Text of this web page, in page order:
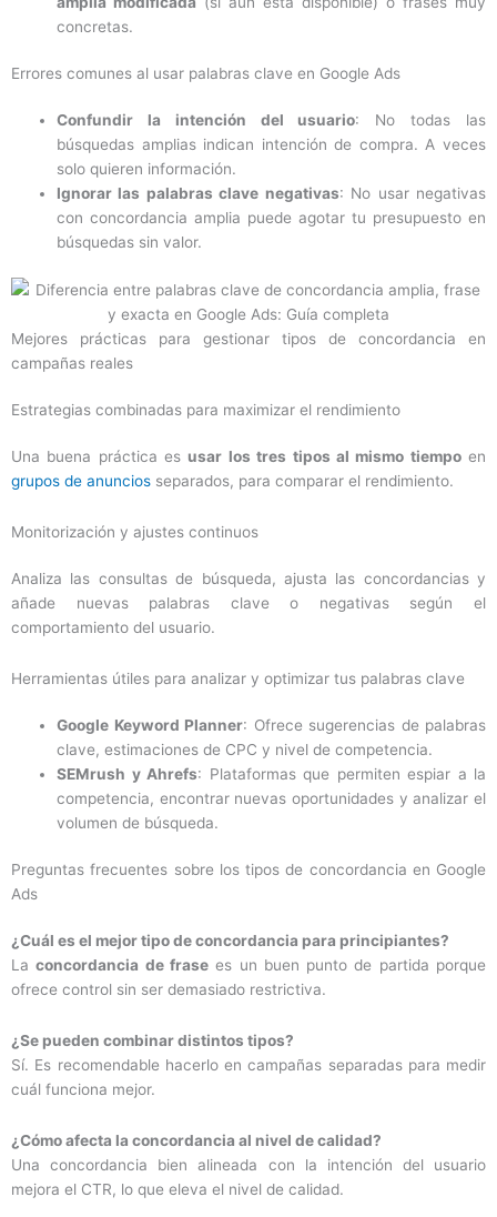
concretas.
Errores comunes al usar palabras clave en Google Ads
Confundir la intención del usuario: No todas las
búsquedas amplias indican intención de compra. A veces
solo quieren información.
Ignorar las palabras clave negativas: No usar negativas
con concordancia amplia puede agotar tu presupuesto en
búsquedas sin valor.
Mejores prácticas para gestionar tipos de concordancia en
campañas reales
Estrategias combinadas para maximizar el rendimiento
Una buena práctica es usar los tres tipos al mismo tiempoen
grupos de anuncios separados, para comparar el rendimiento.
Monitorización y ajustes continuos
Analiza las consultas de búsqueda, ajusta las concordancias y
añade nuevas palabras clave o negativas según el
comportamiento del usuario.
Herramientas útiles para analizar y optimizar tus palabras clave
Google Keyword Planner: Ofrece sugerencias de palabras
clave, estimaciones de CPC y nivel de competencia.
SEMrush y Ahrefs: Plataformas que permiten espiar a la
competencia, encontrar nuevas oportunidades y analizar el
volumen de búsqueda.
Preguntas frecuentes sobre los tipos de concordancia en Google
Ads
¿Cuál es el mejor tipo de concordancia para principiantes?
Laconcordancia de frasees un buen punto de partida porque
ofrece control sin ser demasiado restrictiva.
¿Se pueden combinar distintos tipos?
Sí. Es recomendable hacerlo en campañas separadas para medir
cuál funciona mejor.
¿Cómo afecta la concordancia al nivel de calidad?
Una concordancia bien alineada con la intención del usuario
mejora el CTR, lo que eleva el nivel de calidad.